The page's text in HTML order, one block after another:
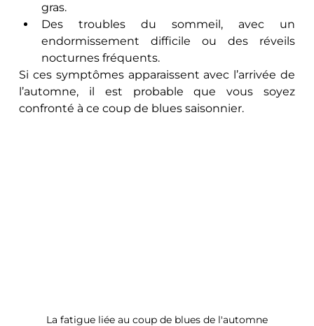
gras.
Des troubles du sommeil, avec un
endormissement difficile ou des réveils
nocturnes fréquents.
Si ces symptômes apparaissent avec l’arrivée de
l’automne, il est probable que vous soyez
confronté à ce coup de blues saisonnier.
La fatigue liée au coup de blues de l'automne